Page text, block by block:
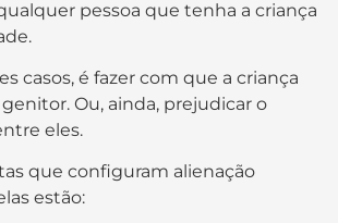
pessoa que tenha a criança
casos, é fazer com que a criança
Ou, ainda, prejudicar o
eles.
que configuram alienação
estão: